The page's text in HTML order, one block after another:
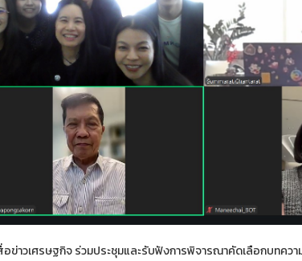
าวเศรษฐกิจ ร่วมประชุมและรับฟังการพิจารณาคัดเลือกบทความ